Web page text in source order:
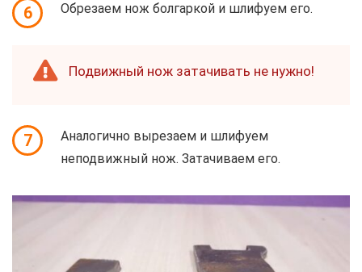
6 Обрезаем нож болгаркой и шлифуем его.
Подвижный нож затачивать не нужно!
7
Аналогично вырезаем и шлифуем
неподвижный нож. Затачиваем его.